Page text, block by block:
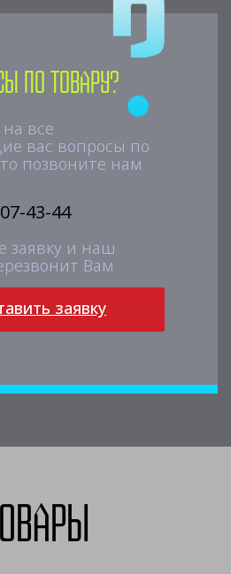
по товару?
все
вас вопросы по
позвоните нам
43-44
заявку и наш
Вам
заявку